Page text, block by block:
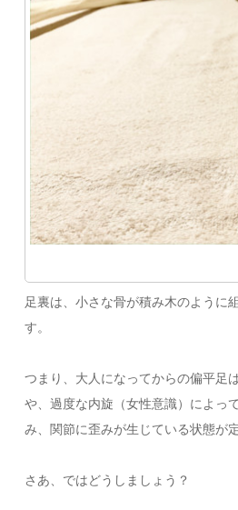
足裏は、小さな骨が積み木のように
す。
つまり、大人になってからの偏平足
や、過度な内旋（女性意識）によっ
み、関節に歪みが生じている状態が
さあ、ではどうしましょう？